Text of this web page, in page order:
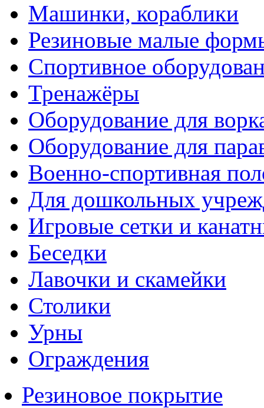
Машинки, кораблики
Резиновые малые
Спортивное
Тренажёры
Оборудование для
Оборудование для
Военно-спортивная
Для дошкольных
Игровые сетки и
Беседки
Лавочки и скамейки
Столики
Урны
Ограждения
Резиновое покрытие